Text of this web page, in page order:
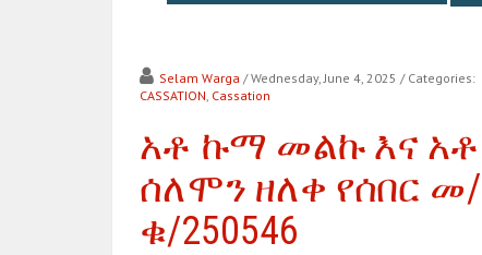
Selam Warga / Wednesday, June 4, 2025 / Categories:
CASSATION, Cassation
አቶ ኩማ መልኩ እና አቶ
ሰለሞን ዘለቀ የሰበር መ/
ቁ/250546